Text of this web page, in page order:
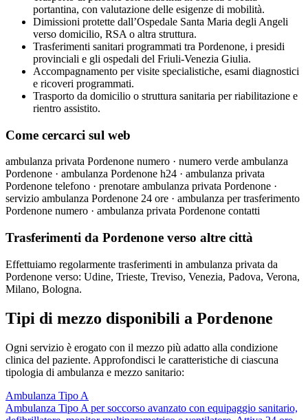
portantina, con valutazione delle esigenze di mobilità.
Dimissioni protette dall’Ospedale Santa Maria degli Angeli
verso domicilio, RSA o altra struttura.
Trasferimenti sanitari programmati tra Pordenone, i presidi
provinciali e gli ospedali del Friuli-Venezia Giulia.
Accompagnamento per visite specialistiche, esami diagnostici
e ricoveri programmati.
Trasporto da domicilio o struttura sanitaria per riabilitazione e
rientro assistito.
Come cercarci sul web
ambulanza privata Pordenone numero · numero verde ambulanza
Pordenone · ambulanza Pordenone h24 · ambulanza privata
Pordenone telefono · prenotare ambulanza privata Pordenone ·
servizio ambulanza Pordenone 24 ore · ambulanza per trasferimento
Pordenone numero · ambulanza privata Pordenone contatti
Trasferimenti da Pordenone verso altre città
Effettuiamo regolarmente trasferimenti in ambulanza privata da
Pordenone verso: Udine, Trieste, Treviso, Venezia, Padova, Verona,
Milano, Bologna.
Tipi di mezzo disponibili a Pordenone
Ogni servizio è erogato con il mezzo più adatto alla condizione
clinica del paziente. Approfondisci le caratteristiche di ciascuna
tipologia di ambulanza e mezzo sanitario:
Ambulanza Tipo A
Ambulanza Tipo A per soccorso avanzato con equipaggio sanitario,